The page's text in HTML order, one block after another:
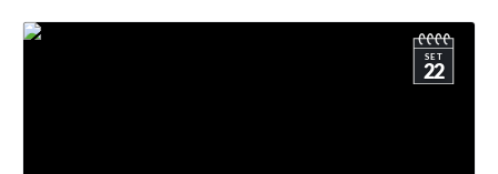
SET
22